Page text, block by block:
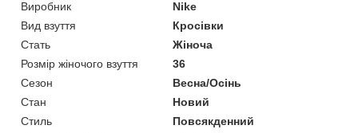
Виробник
Nike
Вид взуття
Кросівки
Стать
Жіноча
Розмір жіночого взуття
36
Сезон
Весна/Осінь
Стан
Новий
Стиль
Повсякденний